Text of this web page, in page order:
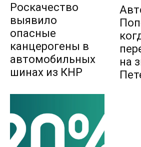
Роскачество
выявило
опасные
канцерогены в
автомобильных
шинах из КНР
на